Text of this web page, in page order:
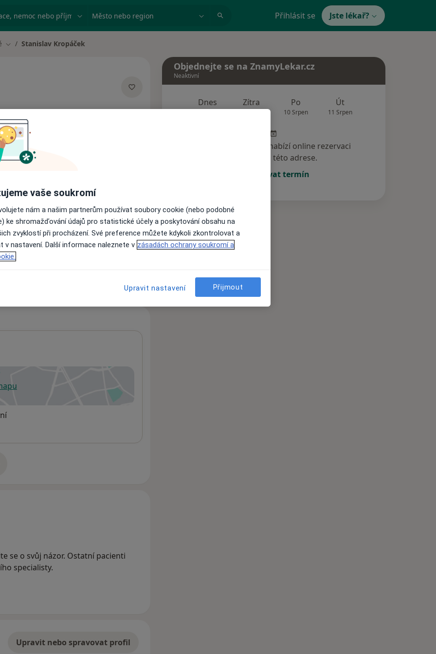
nemoc nebo příjmení Město nebo region Přihlásit se Jste lékař?
Změna města
Stanislav Kropáček
Rezervovat termín
Názory pacientů
nejsou k dispozici
informace o svých službách.
v nové záložce
se o svůj názor. Ostatní pacienti
specialisty.
Upravit nebo spravovat profil
Objednejte se na ZnamyLekar.cz
Neaktivní
Dnes Zítra Po
10 Srpen
Út
11 Srpen
Tento specialista nenabízí online rezervaci
termínu na této adrese.
Rezervovat termín
vaše soukromí
nám a našim partnerům používat soubory cookie (nebo podobné
ke shromažďování údajů pro statistické účely a poskytování obsahu na
zvyklostí při procházení. Své preference můžete kdykoli zkontrolovat a
v nastavení. Další informace naleznete v zásadách ochrany soukromí a
Upravit nastavení Přijmout